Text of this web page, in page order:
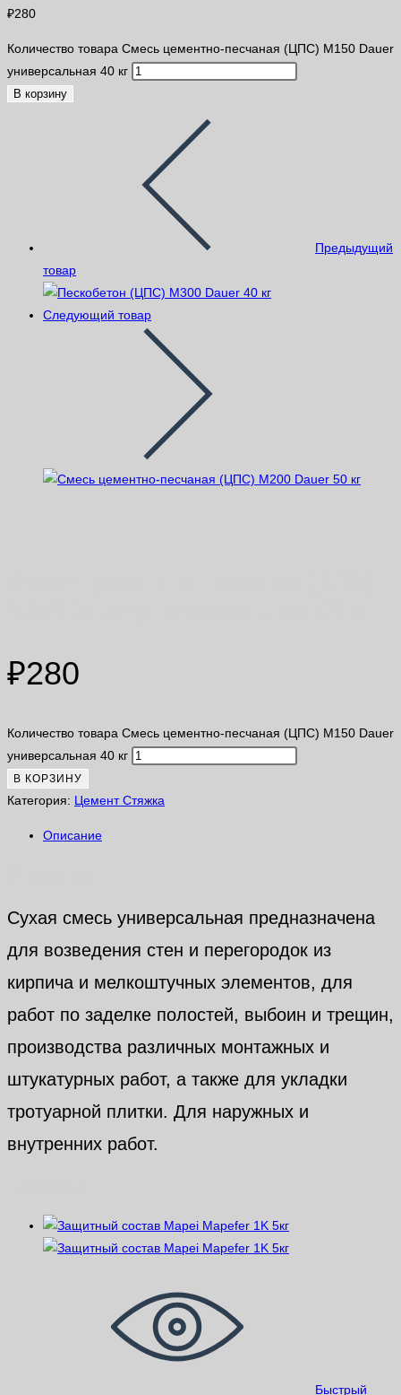
₽280
Количество товара Смесь цементно-песчаная (ЦПС) М150 Dauer
универсальная 40 кг
В корзину
Предыдущий
товар
Следующий товар
₽280
Количество товара Смесь цементно-песчаная (ЦПС) М150 Dauer
универсальная 40 кг
В КОРЗИНУ
Категория: Цемент Стяжка
Описание
Сухая смесь универсальная предназначена
для возведения стен и перегородок из
кирпича и мелкоштучных элементов, для
работ по заделке полостей, выбоин и трещин,
производства различных монтажных и
штукатурных работ, а также для укладки
тротуарной плитки. Для наружных и
внутренних работ.
Быстрый